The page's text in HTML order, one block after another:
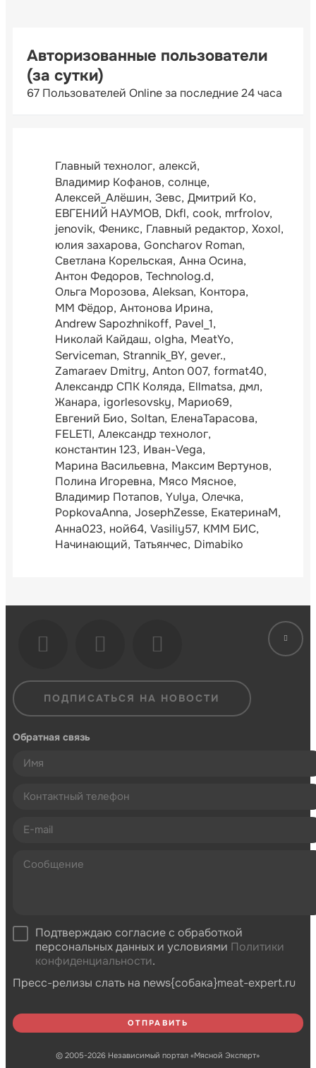
Авторизованные пользователи
(за сутки)
67 Пользователей Online за последние 24 часа
Главный технолог алексй
Владимир Кофанов солнце
Алексей_Алёшин Зевс Дмитрий Ко
ЕВГЕНИЙ НАУМОВ Dkfl cook mrfrolov
jenovik Феникс Главный редактор Xoxol
юлия захарова Goncharov Roman
Светлана Корельская Анна Осина
Антон Федоров Technolog.d
Ольга Морозова Aleksan Контора
ММ Фёдор Антонова Ирина
Andrew Sapozhnikoff Pavel_1
Николай Кайдаш olgha MeatYo
Serviceman Strannik_BY gever.
Zamaraev Dmitry Anton 007 format40
Александр СПК Коляда Ellmatsa дмл
Жанара igorlesovsky Марио69
Евгений Био Soltan ЕленаТарасова
FELETI Александр технолог
константин 123 Иван-Vega
Марина Васильевна Максим Вертунов
Полина Игоревна Мясо Мясное
Владимир Потапов Yulya Олечка
PopkovaAnna JosephZesse ЕкатеринаМ
Анна023 ной64 Vasiliy57 КММ БИС
Начинающий Татьянчес Dimabiko
ПОДПИСАТЬСЯ НА НОВОСТИ
Обратная связь
Подтверждаю согласие с обработкой
персональных данных и условиями Политики
конфиденциальности.
Пресс-релизы слать на news{собака}meat-expert.ru
© 2005-2026 Независимый портал «Мясной Эксперт»